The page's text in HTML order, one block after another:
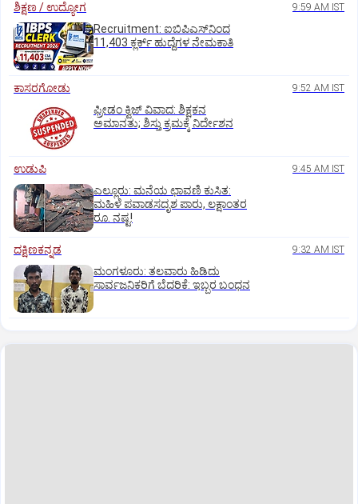
ಶಿಕ್ಷಣ / ಉದ್ಯೋಗ 9:59 AM IST
Recruitment: ಐಬಿಪಿಎಸ್‌ನಿಂದ
11,403 ಕ್ಲರ್ಕ್‌ ಹುದ್ದೆಗಳ ನೇಮಕಾತಿ
ಕಾಸರಗೋಡು 9:52 AM IST
ಫ್ರೀಡಂ ಕ್ವಿಜ್‌ ವಿವಾದ: ಶಿಕ್ಷಕನ
ಅಮಾನತು; ಶಿಸ್ತು ಕ್ರಮಕ್ಕೆ ನಿರ್ದೇಶನ
ಉಡುಪಿ 9:45 AM IST
ಎಲ್ಲೂರು: ಮನೆಯ ಛಾವಣಿ ಕುಸಿತ:
ಮಹಿಳೆ ಪವಾಡಸದೃಶ ಪಾರು, ಲಕ್ಷಾಂತರ
ರೂ. ನಷ್ಟ!
ದಕ್ಷಿಣಕನ್ನಡ 9:32 AM IST
ಮಂಗಳೂರು: ತಲವಾರು ಹಿಡಿದು
ಸಾರ್ವಜನಿಕರಿಗೆ ಬೆದರಿಕೆ: ಇಬ್ಬರ ಬಂಧನ